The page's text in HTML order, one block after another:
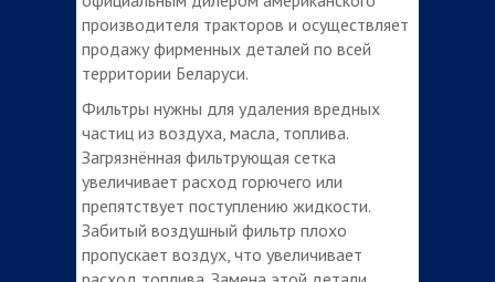
производителя тракторов и осуществляет
продажу фирменных деталей по всей
территории Беларуси.
Фильтры нужны для удаления вредных
частиц из воздуха, масла, топлива.
Загрязнённая фильтрующая сетка
увеличивает расход горючего или
препятствует поступлению жидкости.
Забитый воздушный фильтр плохо
пропускает воздух, что увеличивает